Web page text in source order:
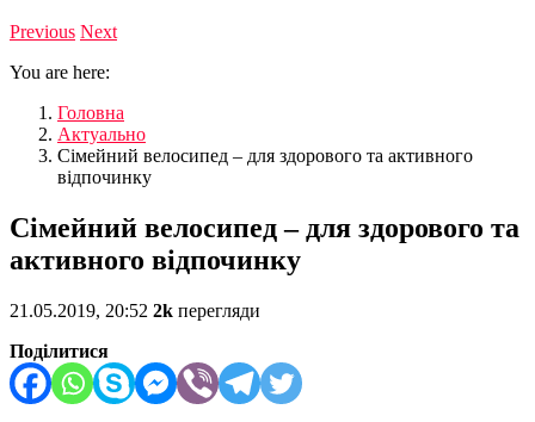
Previous Next
You are here:
Головна
Актуально
Сімейний велосипед – для здорового та активного
відпочинку
Сімейний велосипед – для здорового та
активного відпочинку
21.05.2019, 20:52 2k перегляди
Поділитися